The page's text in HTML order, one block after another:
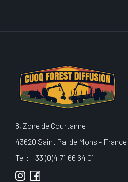
8, Zone de Courtanne
43620 Saint Pal de Mons - France
Tel : +33 (0)4 71 66 64 01